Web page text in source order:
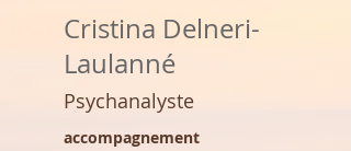
Cristina Delneri-
Laulanné
Psychanalyste
accompagnement